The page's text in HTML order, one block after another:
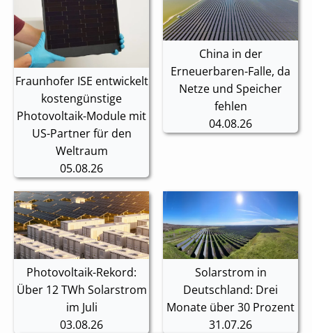
Fraunhofer ISE entwickelt
kostengünstige
Photovoltaik-Module mit
US-Partner für den
Weltraum
05.08.26
China in der
Erneuerbaren-Falle, da
Netze und Speicher
fehlen
04.08.26
Photovoltaik-Rekord:
Über 12 TWh Solarstrom
im Juli
03.08.26
Solarstrom in
Deutschland: Drei
Monate über 30 Prozent
31.07.26